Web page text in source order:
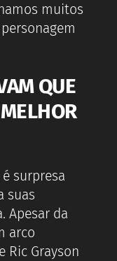
muitos
QUE
surpresa
suas
Apesar da
arco
Ric Grayson